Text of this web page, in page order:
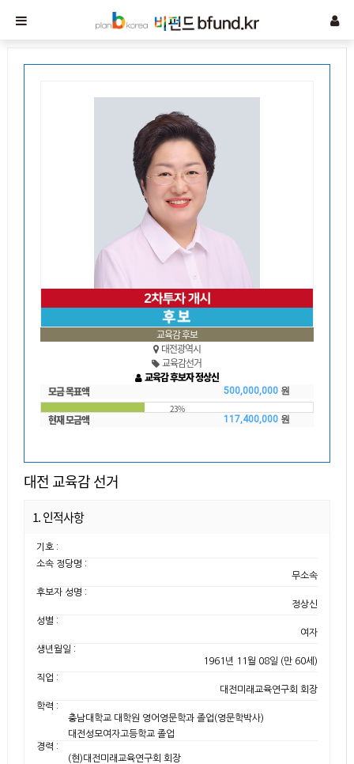
교육감 후보
대전광역시
교육감선거
교육감 후보자 정상신
모금 목표액
500,000,000 원
23%
현재 모금액 117,400,000 원
대전 교육감 선거
1. 인적사항
기호 :
소속 정당명 :
무소속
후보자 성명 :
정상신
성별 :
여자
생년월일 :
1961년 11월 08일 (만 60세)
직업 :
대전미래교육연구회 회장
학력 :
충남대학교 대학원 영어영문학과 졸업(영문학박사)
대전성모여자고등학교 졸업
경력 :
(현)대전미래교육연구회 회장